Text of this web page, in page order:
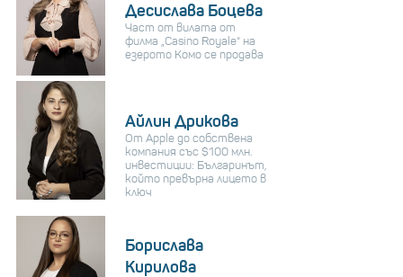
Десислава Боцева
Част от вилата от
филма „Casino Royale“ на
езерото Комо се продава
Айлин Дрикова
От Apple до собствена
компания със $100 млн.
инвестиции: Българинът,
който превърна лицето в
ключ
Борислава
Кирилова